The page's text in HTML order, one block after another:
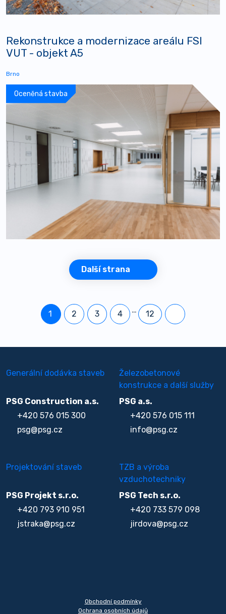
Rekonstrukce a modernizace areálu FSI
VUT - objekt A5
Brno
Oceněná stavba
Další strana
1 2 3 4 … 12
Generální dodávka staveb
PSG Construction a.s.
+420 576 015 300
psg@psg.cz
Železobetonové
konstrukce a další služby
PSG a.s.
+420 576 015 111
info@psg.cz
Projektování staveb
PSG Projekt s.r.o.
+420 793 910 951
jstraka@psg.cz
TZB a výroba
vzduchotechniky
PSG Tech s.r.o.
+420 733 579 098
jirdova@psg.cz
Obchodní podmínky
Ochrana osobních údajů